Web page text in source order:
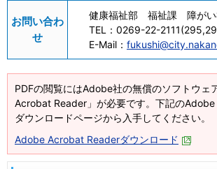
お問い合わ
せ
健康福祉部 福祉課 障がい
TEL： 0269-22-
E-Mail：
PDFの閲覧にはAdobe社の無償のソフトウェ
Acrobat Reader」が必要です。下記の
ダウンロードページから入手してください。
Adobe Acrobat Readerダウンロード